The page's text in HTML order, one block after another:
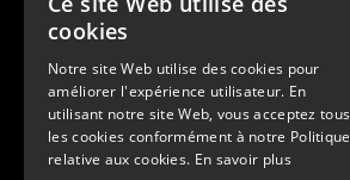
LE GROUPE
Notre histoire
Implantation
cookies
Notre site Web utilise des cookies pour
améliorer l'expérience utilisateur. En
utilisant notre site Web, vous acceptez tous
les cookies conformément à notre Politique
relative aux cookies. En savoir plus